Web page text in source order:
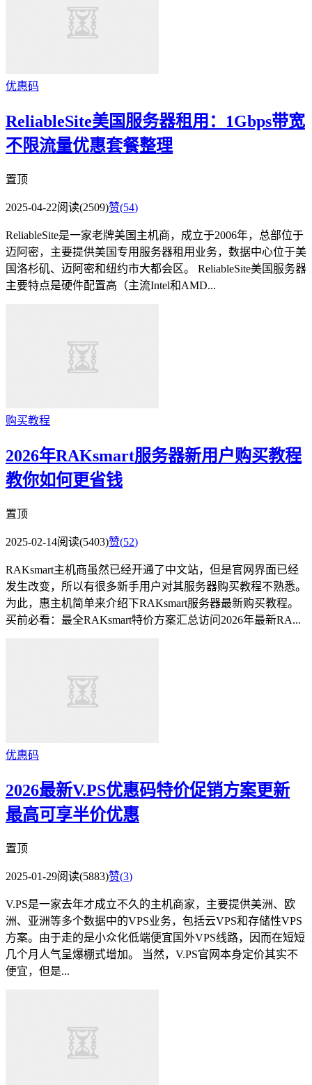
优惠码
ReliableSite美国服务器租用：1Gbps带宽
不限流量优惠套餐整理
置顶
2025-04-22阅读(2509)赞(54)
ReliableSite是一家老牌美国主机商，成立于2006年，总部位于
迈阿密，主要提供美国专用服务器租用业务，数据中心位于美
国洛杉矶、迈阿密和纽约市大都会区。 ReliableSite美国服务器
主要特点是硬件配置高（主流Intel和AMD...
购买教程
2026年RAKsmart服务器新用户购买教程
教你如何更省钱
置顶
2025-02-14阅读(5403)赞(52)
RAKsmart主机商虽然已经开通了中文站，但是官网界面已经
发生改变，所以有很多新手用户对其服务器购买教程不熟悉。
为此，惠主机简单来介绍下RAKsmart服务器最新购买教程。
买前必看：最全RAKsmart特价方案汇总访问2026年最新RA...
优惠码
2026最新V.PS优惠码特价促销方案更新
最高可享半价优惠
置顶
2025-01-29阅读(5883)赞(3)
V.PS是一家去年才成立不久的主机商家，主要提供美洲、欧
洲、亚洲等多个数据中的VPS业务，包括云VPS和存储性VPS
方案。由于走的是小众化低端便宜国外VPS线路，因而在短短
几个月人气呈爆棚式增加。 当然，V.PS官网本身定价其实不
便宜，但是...